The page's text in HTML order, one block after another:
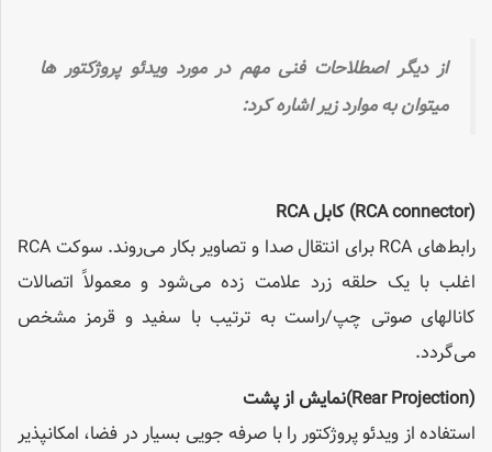
از دیگر اصطلاحات فنی مهم در مورد ویدئو پروژکتور ها
میتوان به موارد زیر اشاره کرد:
(RCA connector) کابلRCA
رابط‌های RCA برای انتقال صدا و تصاویر بکار می‌روند. سوکت RCA
اغلب با یک حلقه زرد علامت زده‌ می‌شود و معمولاً اتصالات
کانالهای صوتی چپ/راست به ترتیب با سفید و قرمز مشخص
می‌گردد.
(Rear Projection)
نمایش از پشت
استفاده از ویدئو پروژکتور را با صرفه جویی بسیار در فضا، امکانپذیر